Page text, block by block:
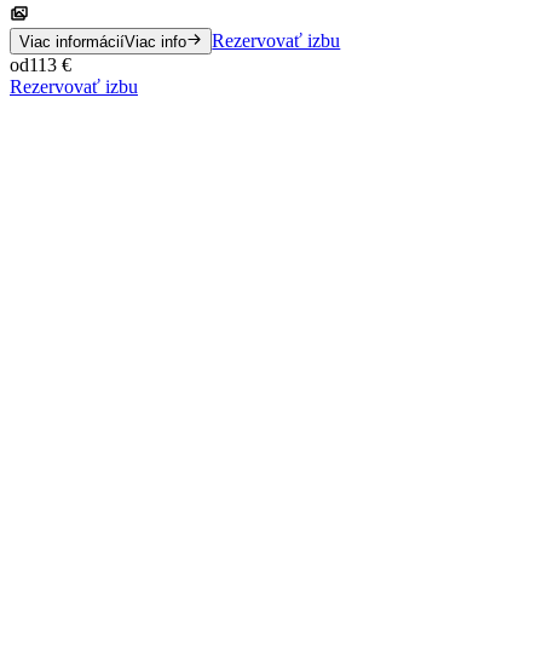
Viac informáciíViac info
Rezervovať izbu
od113 €
Rezervovať izbu